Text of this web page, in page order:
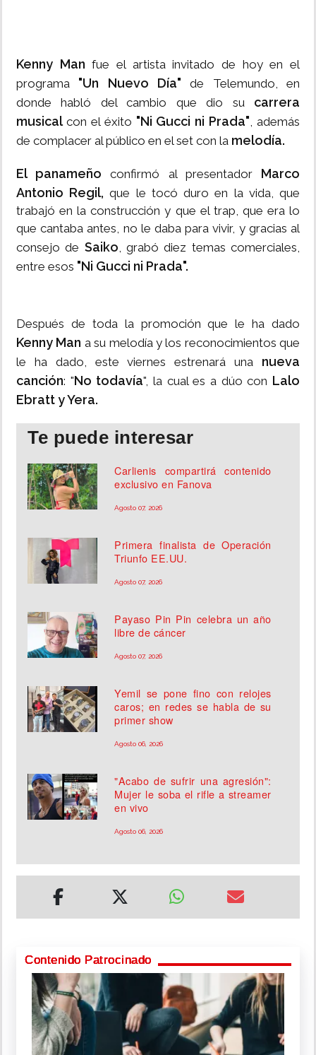
Kenny Man fue el artista invitado de hoy en el
programa "Un Nuevo Día" de Telemundo, en
donde habló del cambio que dio su carrera
musical con el éxito "Ni Gucci ni Prada", además
de complacer al público en el set con la melodía.
El panameñoconfirmó al presentador Marco
Antonio Regil, que le tocó duro en la vida, que
trabajó en la construcción y que el trap, que era lo
que cantaba antes, no le daba para vivir, y gracias al
consejo de Saiko, grabó diez temas comerciales,
entre esos "Ni Gucci ni Prada".
Después de toda la promoción que le ha dado
Kenny Man a su melodía y los reconocimientos que
le ha dado, este viernes estrenará una nueva
canción: "No todavía", la cual es a dúo con Lalo
Ebratt y Yera.
Te puede interesar
Carlienis compartirá contenido
exclusivo en Fanova
Agosto 07, 2026
Primera finalista de Operación
Triunfo EE.UU.
Agosto 07, 2026
Payaso Pin Pin celebra un año
libre de cáncer
Agosto 07, 2026
Yemil se pone fino con relojes
caros; en redes se habla de su
primer show
Agosto 06, 2026
"Acabo de sufrir una agresión":
Mujer le soba el rifle a streamer
en vivo
Agosto 06, 2026
Contenido Patrocinado